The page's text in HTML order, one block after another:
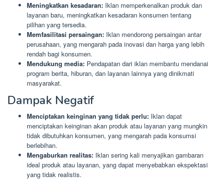
Meningkatkan kesadaran: Iklan memperkenalkan produk dan
layanan baru, meningkatkan kesadaran konsumen tentang
pilihan yang tersedia.
Memfasilitasi persaingan: Iklan mendorong persaingan antar
perusahaan, yang mengarah pada inovasi dan harga yang lebih
rendah bagi konsumen.
Mendukung media: Pendapatan dari iklan membantu mendanai
program berita, hiburan, dan layanan lainnya yang dinikmati
masyarakat.
Dampak Negatif
Menciptakan keinginan yang tidak perlu: Iklan dapat
menciptakan keinginan akan produk atau layanan yang mungkin
tidak dibutuhkan konsumen, yang mengarah pada konsumsi
berlebihan.
Mengaburkan realitas: Iklan sering kali menyajikan gambaran
ideal produk atau layanan, yang dapat menyebabkan ekspektasi
yang tidak realistis.